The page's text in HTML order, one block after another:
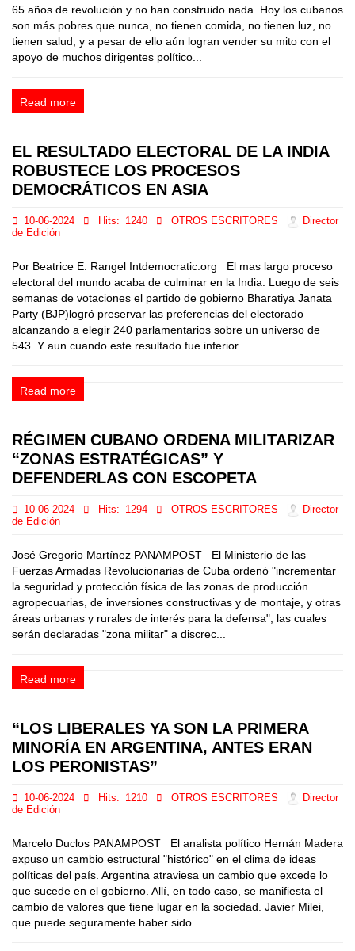
65 años de revolución y no han construido nada. Hoy los cubanos
son más pobres que nunca, no tienen comida, no tienen luz, no
tienen salud, y a pesar de ello aún logran vender su mito con el
apoyo de muchos dirigentes político...
Read more
EL RESULTADO ELECTORAL DE LA INDIA
ROBUSTECE LOS PROCESOS
DEMOCRÁTICOS EN ASIA
10-06-2024 Hits: 1240 OTROS ESCRITORES
Director
de Edición
Por Beatrice E. Rangel Intdemocratic.org El mas largo proceso
electoral del mundo acaba de culminar en la India. Luego de seis
semanas de votaciones el partido de gobierno Bharatiya Janata
Party (BJP)logró preservar las preferencias del electorado
alcanzando a elegir 240 parlamentarios sobre un universo de
543. Y aun cuando este resultado fue inferior...
Read more
RÉGIMEN CUBANO ORDENA MILITARIZAR
“ZONAS ESTRATÉGICAS” Y
DEFENDERLAS CON ESCOPETA
10-06-2024 Hits: 1294 OTROS ESCRITORES
Director
de Edición
José Gregorio Martínez PANAMPOST El Ministerio de las
Fuerzas Armadas Revolucionarias de Cuba ordenó "incrementar
la seguridad y protección física de las zonas de producción
agropecuarias, de inversiones constructivas y de montaje, y otras
áreas urbanas y rurales de interés para la defensa", las cuales
serán declaradas "zona militar" a discrec...
Read more
“LOS LIBERALES YA SON LA PRIMERA
MINORÍA EN ARGENTINA, ANTES ERAN
LOS PERONISTAS”
10-06-2024 Hits: 1210 OTROS ESCRITORES
Director
de Edición
Marcelo Duclos PANAMPOST El analista político Hernán Madera
expuso un cambio estructural "histórico" en el clima de ideas
políticas del país. Argentina atraviesa un cambio que excede lo
que sucede en el gobierno. Allí, en todo caso, se manifiesta el
cambio de valores que tiene lugar en la sociedad. Javier Milei,
que puede seguramente haber sido ...